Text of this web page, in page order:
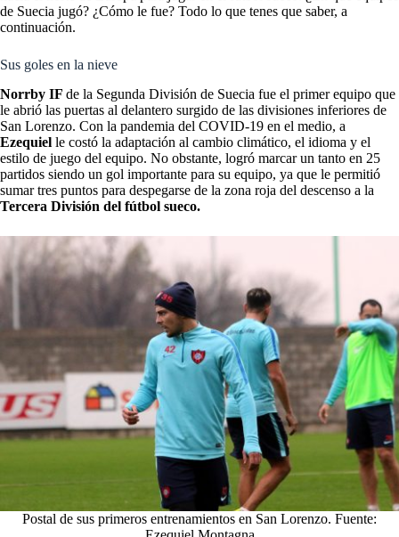
de Suecia jugó? ¿Cómo le fue? Todo lo que tenes que saber, a
continuación.
Sus goles en la nieve
Norrby IF de la Segunda División de Suecia fue el primer equipo que
le abrió las puertas al delantero surgido de las divisiones inferiores de
San Lorenzo. Con la pandemia del COVID-19 en el medio, a
Ezequiel le costó la adaptación al cambio climático, el idioma y el
estilo de juego del equipo. No obstante, logró marcar un tanto en 25
partidos siendo un gol importante para su equipo, ya que le permitió
sumar tres puntos para despegarse de la zona roja del descenso a la
Tercera División del fútbol sueco.
Postal de sus primeros entrenamientos en San Lorenzo. Fuente: